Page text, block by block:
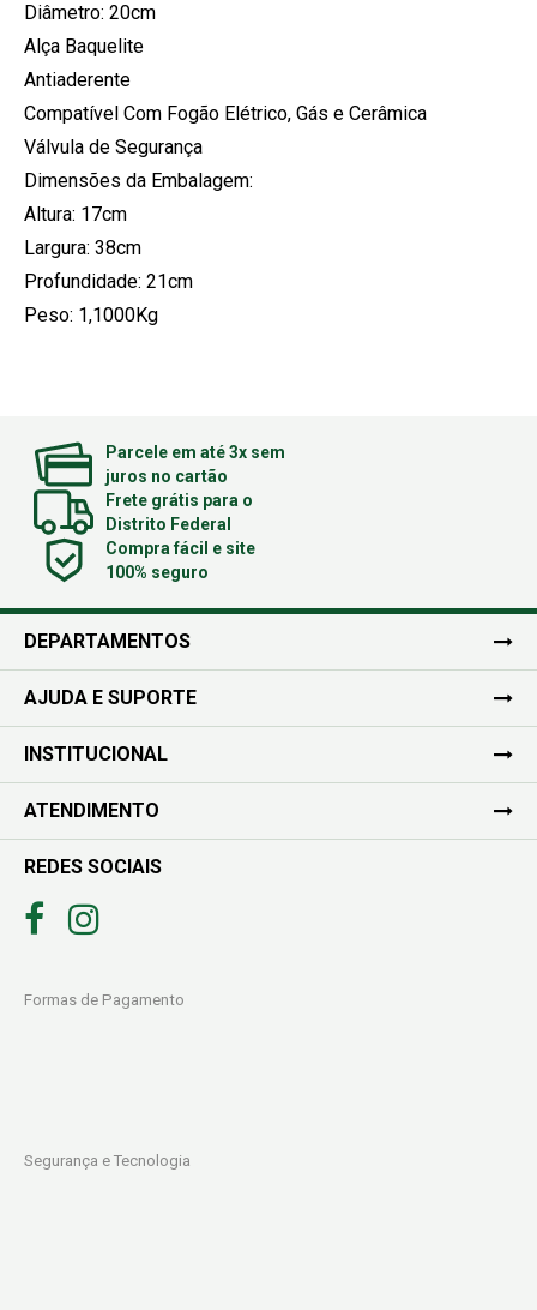
Diâmetro: 20cm
Alça Baquelite
Antiaderente
Compatível Com Fogão Elétrico, Gás e Cerâmica
Válvula de Segurança
Dimensões da Embalagem:
Altura: 17cm
Largura: 38cm
Profundidade: 21cm
Peso: 1,1000Kg
Parcele em até 3x sem
juros no cartão
Frete grátis para o
Distrito Federal
Compra fácil e site
100% seguro
DEPARTAMENTOS
AJUDA E SUPORTE
INSTITUCIONAL
ATENDIMENTO
REDES SOCIAIS
Formas de Pagamento
Segurança e Tecnologia